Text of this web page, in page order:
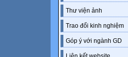
Thư viện ảnh
Trao đổi kinh nghiệm
Góp ý với ngành GD